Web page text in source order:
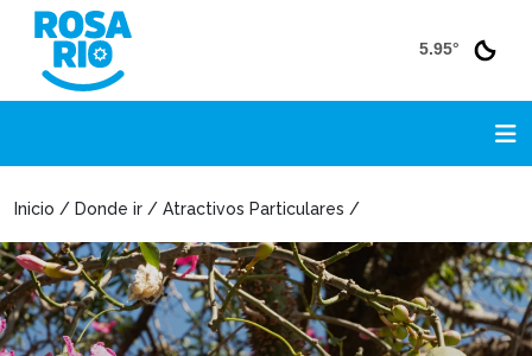
5.95°
Inicio / Donde ir / Atractivos Particulares /